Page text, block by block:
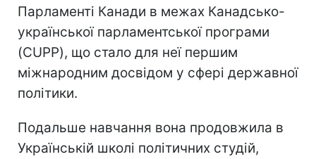
Парламенті Канади в межах Канадсько-
української парламентської програми
(CUPP), що стало для неї першим
міжнародним досвідом у сфері державної
політики.
Подальше навчання вона продовжила в
Українській школі політичних студій,